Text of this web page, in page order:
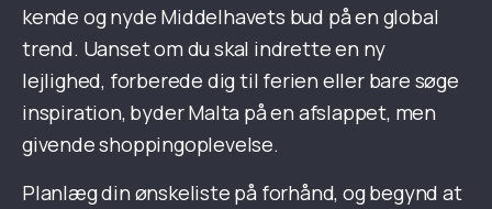
kende og nyde Middelhavets bud på en global
trend. Uanset om du skal indrette en ny
lejlighed, forberede dig til ferien eller bare søge
inspiration, byder Malta på en afslappet, men
givende shoppingoplevelse.
Planlæg din ønskeliste på forhånd, og begynd at